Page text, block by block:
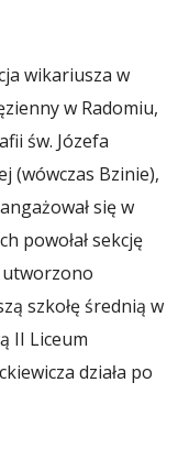
wikariusza w
w Radomiu,
św. Józefa
(wówczas Bzinie),
się w
powołał sekcję
szkołę średnią w
II Liceum
działa po